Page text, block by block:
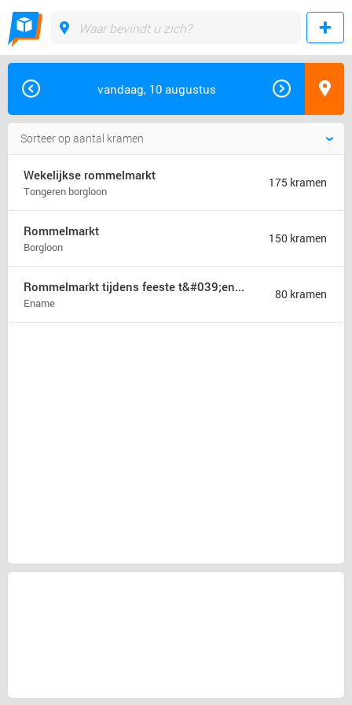
vandaag, 10 augustus
Wekelijkse rommelmarkt
Tongeren borgloon
175 kramen
Rommelmarkt
Borgloon
150 kramen
Rommelmarkt tijdens feeste t&#039;ename
Ename
80 kramen